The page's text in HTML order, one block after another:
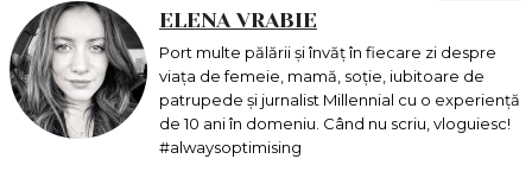
ELENA VRABIE
Port multe pălării și învăț în fiecare zi despre
viața de femeie, mamă, soție, iubitoare de
patrupede și jurnalist Millennial cu o experiență
de 10 ani în domeniu. Când nu scriu, vloguiesc!
#alwaysoptimising